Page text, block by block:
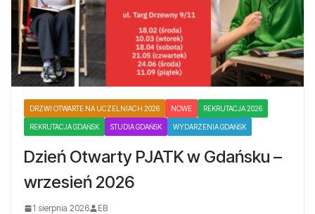
DRZWI OTWARTE NA UCZELNIACH 2026 NOWE REKRUTACJA 2026
REKRUTACJA GDAŃSK STUDIA GDAŃSK WYDARZENIA GDAŃSK
Dzień Otwarty PJATK w Gdańsku –
wrzesień 2026
1 sierpnia 2026 EB